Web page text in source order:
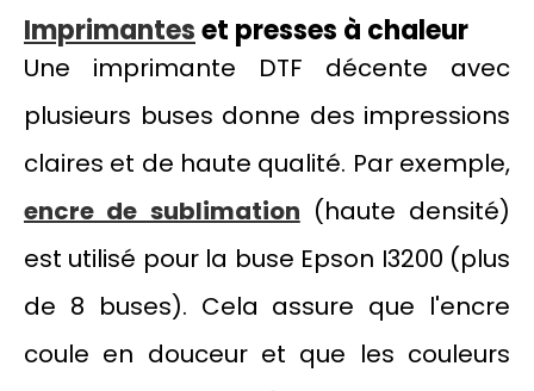
Imprimanteset presses à chaleur
Une imprimante DTF décente avec
plusieurs buses donne des impressions
claires et de haute qualité. Par exemple,
encre de sublimation (haute densité)
est utilisé pour la buse Epson I3200 (plus
de 8 buses). Cela assure que l'encre
coule en douceur et que les couleurs